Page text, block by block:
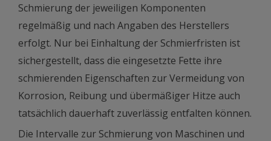
Schmierung der jeweiligen Komponenten
regelmäßig und nach Angaben des Herstellers
erfolgt. Nur bei Einhaltung der Schmierfristen ist
sichergestellt, dass die eingesetzte Fette ihre
schmierenden Eigenschaften zur Vermeidung von
Korrosion, Reibung und übermäßiger Hitze auch
tatsächlich dauerhaft zuverlässig entfalten können.
Die Intervalle zur Schmierung von Maschinen und